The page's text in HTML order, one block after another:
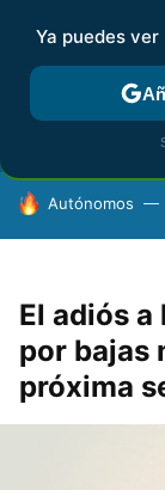
FISCALIDAD Y
HOY SE
Autónomos
El adiós
por bajas
próxima
Ya puedes